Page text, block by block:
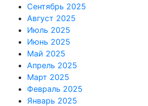
Сентябрь 2025
Август 2025
Июль 2025
Июнь 2025
Май 2025
Апрель 2025
Март 2025
Февраль 2025
Январь 2025